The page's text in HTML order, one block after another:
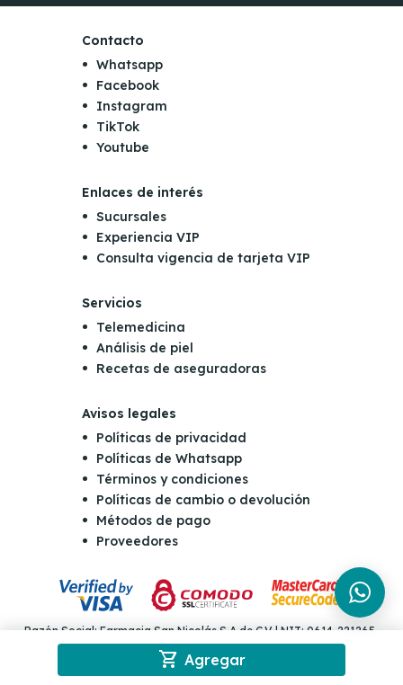
shopping_cart Agregar
Contacto
Whatsapp
Facebook
Instagram
TikTok
Youtube
Enlaces de interés
Sucursales
Experiencia VIP
Consulta vigencia de tarjeta VIP
Servicios
Telemedicina
Análisis de piel
Recetas de aseguradoras
Avisos legales
Políticas de privacidad
Políticas de Whatsapp
Términos y condiciones
Políticas de cambio o devolución
Métodos de pago
Proveedores
Razón Social: Farmacia San Nicolás S.A de C.V | NIT: 0614-221265-
001-4 | Dirección: Final Boulevard Orden de Malta y Carretera al
puerto de la Libertad Km 10 y 1/2, Antiguo Cuscatlán | Teléfono: (503)
2555-5555 | Email: consultas@sannicolas.com.sv